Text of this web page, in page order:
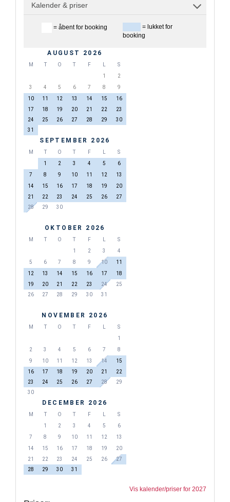
Kalender & priser
= åbent for booking
= lukket for
booking
AUGUST 2026
M T O T F
S
1
2
3
4 5 6 7 8
9
10
11 12 13 14 15
16
17
18 19 20 21 22
23
24
25 26 27 28 29
30
31
SEPTEMBER 2026
M T O T F
S
1
2 3 4 5
6
7
8 9 10 11 12
13
14
15 16 17 18 19
20
21
22 23 24 25 26
27
28
29 30
OKTOBER 2026
M T O T F
S
1
2 3
4
5
6 7 8 9 10
11
12
13 14 15 16 17
18
19
20 21 22 23 24
25
26
27 28 29 30 31
NOVEMBER 2026
M T O T F
S
1
2
3 4 5 6 7
8
9
10 11 12 13 14
15
16
17 18 19 20 21
22
23
24 25 26 27 28
29
30
DECEMBER 2026
M T O T F
S
1
2 3 4 5
6
7
8 9 10 11 12
13
14
15 16 17 18 19
20
21
22 23 24 25 26
27
28
29 30 31
Vis kalender/priser for 2027